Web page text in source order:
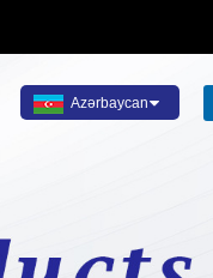
Azərbaycan